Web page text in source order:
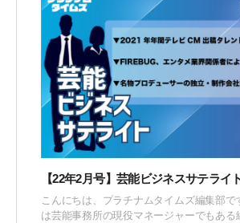
【22年2月号】芸能ビジネスサテライト
こんにちは、プラチナムタイムズ編集部です！ 本コラ
は芸能事務所の現役マネージャーでもある